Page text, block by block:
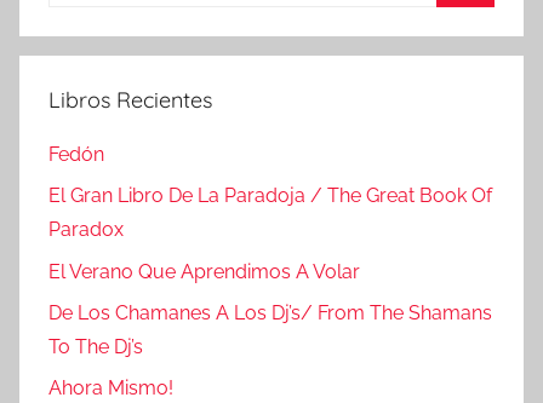
Libros Recientes
Fedón
El Gran Libro De La Paradoja / The Great Book Of
Paradox
El Verano Que Aprendimos A Volar
De Los Chamanes A Los Dj’s/ From The Shamans
To The Dj’s
Ahora Mismo!